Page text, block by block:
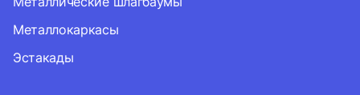
Металлокаркасы
Эстакады